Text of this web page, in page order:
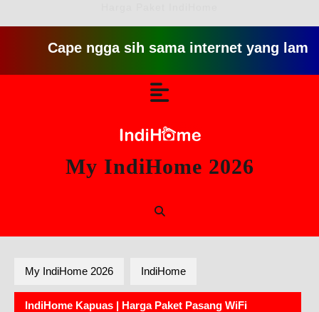
Cape ngga sih sama internet yang lambat
My IndiHome 2026
My IndiHome 2026 IndiHome
IndiHome Kapuas | Harga Paket Pasang WiFi